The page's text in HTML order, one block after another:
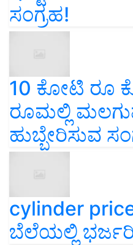
ಸಂಗ್ರಹ!
10 ಕೋಟಿ ರೂ
ರೂಮಲ್ಲಿ
ಹುಬ್ಬೇರಿಸುವ
cylinder
ಬೆಲೆಯಲ್ಲಿ